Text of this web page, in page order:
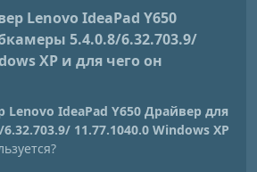
Lenovo IdeaPad Y650
5.4.0.8/6.32.703.9/
XP и для чего он
Lenovo IdeaPad Y650 Драйвер для
11.77.1040.0 Windows XP